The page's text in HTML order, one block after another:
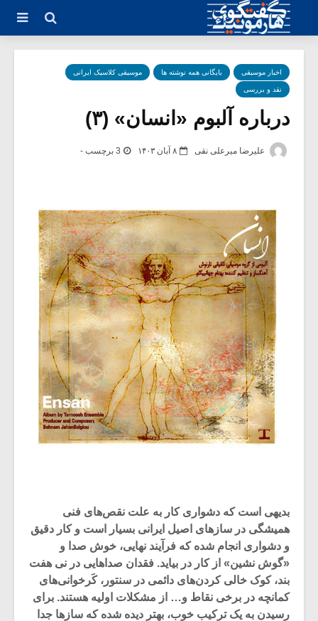
اخبار موسیقی بایگانی همه نوشته ها موسیقی کلاسیک ایرانی
نقد و بررسی
درباره آلبوم «انسان» (۳)
علیرضا میرعلی نقی ۸ آبان ۱۴۰۳ 3 برچسب -
بدیهی است که دشواری کار به علت نقص‌های فنی
همیشگی در سازهای اصیل ایرانی بسیار است و کار دقیق
و دشواری انجام شده که فرآیند نهایی، خوش صدا و
«گوش نشین» از کار در بیاید. فقدان صداهایی در نی هفت
بند، کوک خالی کردن‌های دائمی در سنتور، کَرخوانی‌های
کمانچه در برخی نقاط و… از مشکلات اولیه هستند. برای
رسیدن به یک ترکیب خوب، بهتر دیده شده که سازها جدا